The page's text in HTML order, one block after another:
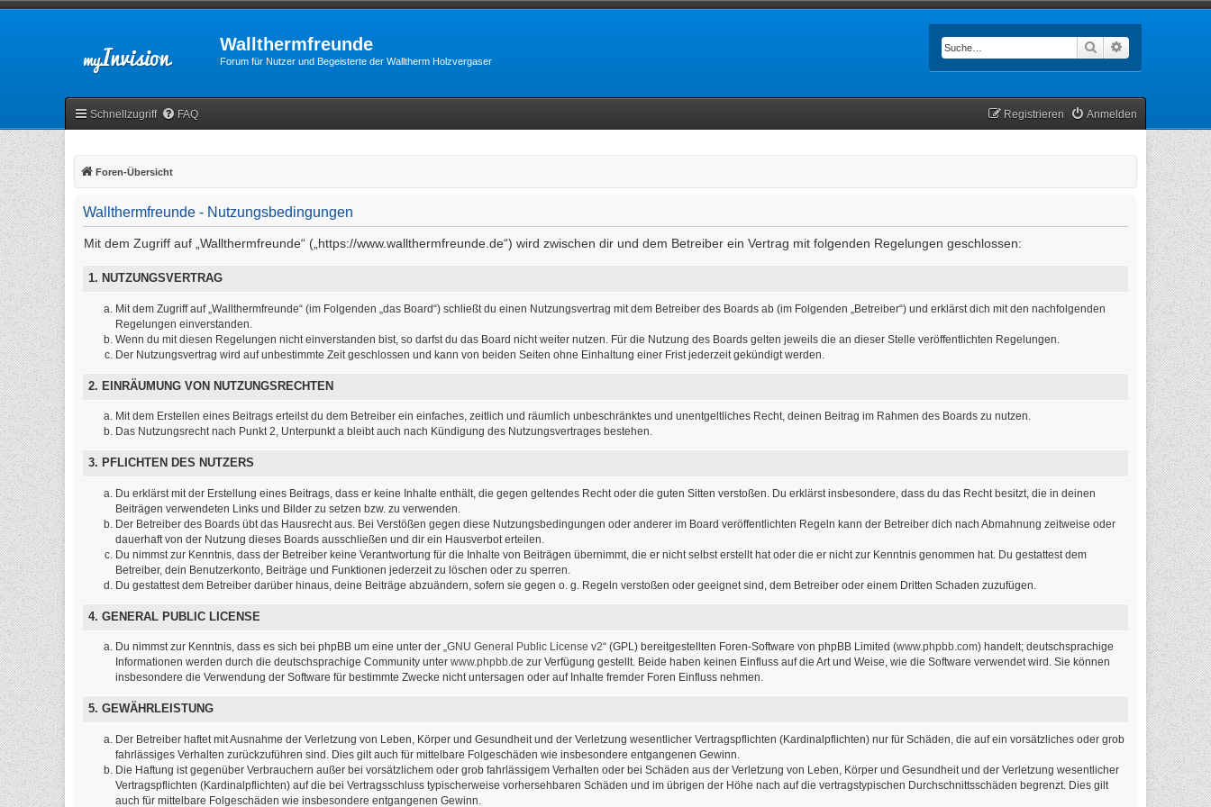
Wallthermfreunde
Forum für Nutzer und Begeisterte der Walltherm Holzvergaser
Suche
Schnellzugriff FAQ Anmelden
Registrieren
Foren-Übersicht
Wallthermfreunde - Nutzungsbedingungen
Mit dem Zugriff auf „Wallthermfreunde“ („https://www.wallthermfreunde.de“) wird zwischen dir und dem Betreiber ein Vertrag mit folgenden Regelungen geschlossen:
1. NUTZUNGSVERTRAG
Mit dem Zugriff auf „Wallthermfreunde“ (im Folgenden „das Board“) schließt du einen Nutzungsvertrag mit dem Betreiber des Boards ab (im Folgenden „Betreiber“) und erklärst dich mit den nachfolgenden
Regelungen einverstanden.
Wenn du mit diesen Regelungen nicht einverstanden bist, so darfst du das Board nicht weiter nutzen. Für die Nutzung des Boards gelten jeweils die an dieser Stelle veröffentlichten Regelungen.
Der Nutzungsvertrag wird auf unbestimmte Zeit geschlossen und kann von beiden Seiten ohne Einhaltung einer Frist jederzeit gekündigt werden.
2. EINRÄUMUNG VON NUTZUNGSRECHTEN
Mit dem Erstellen eines Beitrags erteilst du dem Betreiber ein einfaches, zeitlich und räumlich unbeschränktes und unentgeltliches Recht, deinen Beitrag im Rahmen des Boards zu nutzen.
Das Nutzungsrecht nach Punkt 2, Unterpunkt a bleibt auch nach Kündigung des Nutzungsvertrages bestehen.
3. PFLICHTEN DES NUTZERS
Du erklärst mit der Erstellung eines Beitrags, dass er keine Inhalte enthält, die gegen geltendes Recht oder die guten Sitten verstoßen. Du erklärst insbesondere, dass du das Recht besitzt, die in deinen
Beiträgen verwendeten Links und Bilder zu setzen bzw. zu verwenden.
Der Betreiber des Boards übt das Hausrecht aus. Bei Verstößen gegen diese Nutzungsbedingungen oder anderer im Board veröffentlichten Regeln kann der Betreiber dich nach Abmahnung zeitweise oder
dauerhaft von der Nutzung dieses Boards ausschließen und dir ein Hausverbot erteilen.
Du nimmst zur Kenntnis, dass der Betreiber keine Verantwortung für die Inhalte von Beiträgen übernimmt, die er nicht selbst erstellt hat oder die er nicht zur Kenntnis genommen hat. Du gestattest dem
Betreiber, dein Benutzerkonto, Beiträge und Funktionen jederzeit zu löschen oder zu sperren.
Du gestattest dem Betreiber darüber hinaus, deine Beiträge abzuändern, sofern sie gegen o. g. Regeln verstoßen oder geeignet sind, dem Betreiber oder einem Dritten Schaden zuzufügen.
4. GENERAL PUBLIC LICENSE
Du nimmst zur Kenntnis, dass es sich bei phpBB um eine unter der „GNU General Public License v2“ (GPL) bereitgestellten Foren-Software von phpBB Limited (www.phpbb.com) handelt; deutschsprachige
Informationen werden durch die deutschsprachige Community unter www.phpbb.de zur Verfügung gestellt. Beide haben keinen Einfluss auf die Art und Weise, wie die Software verwendet wird. Sie können
insbesondere die Verwendung der Software für bestimmte Zwecke nicht untersagen oder auf Inhalte fremder Foren Einfluss nehmen.
5. GEWÄHRLEISTUNG
Der Betreiber haftet mit Ausnahme der Verletzung von Leben, Körper und Gesundheit und der Verletzung wesentlicher Vertragspflichten (Kardinalpflichten) nur für Schäden, die auf ein vorsätzliches oder grob
fahrlässiges Verhalten zurückzuführen sind. Dies gilt auch für mittelbare Folgeschäden wie insbesondere entgangenen Gewinn.
Die Haftung ist gegenüber Verbrauchern außer bei vorsätzlichem oder grob fahrlässigem Verhalten oder bei Schäden aus der Verletzung von Leben, Körper und Gesundheit und der Verletzung wesentlicher
Vertragspflichten (Kardinalpflichten) auf die bei Vertragsschluss typischerweise vorhersehbaren Schäden und im übrigen der Höhe nach auf die vertragstypischen Durchschnittsschäden begrenzt. Dies gilt
auch für mittelbare Folgeschäden wie insbesondere entgangenen Gewinn.